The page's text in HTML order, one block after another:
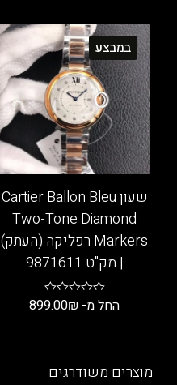
זה
יש
מספר
סוגים.
ניתן
לבחור
את
האפשרויות
בעמוד
המוצר
במבצע
שעון Cartier Ballon Bleu
Two-Tone Diamond
Markers רפליקה (העתק)
| מק"ט 9871611
החל מ- 899.00₪
יש
מוצרים משודרגים